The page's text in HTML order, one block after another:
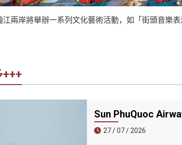
江兩岸將舉辦一系列文化藝術活動，如「街頭音樂
Sun PhuQuoc
27 / 07 / 2026